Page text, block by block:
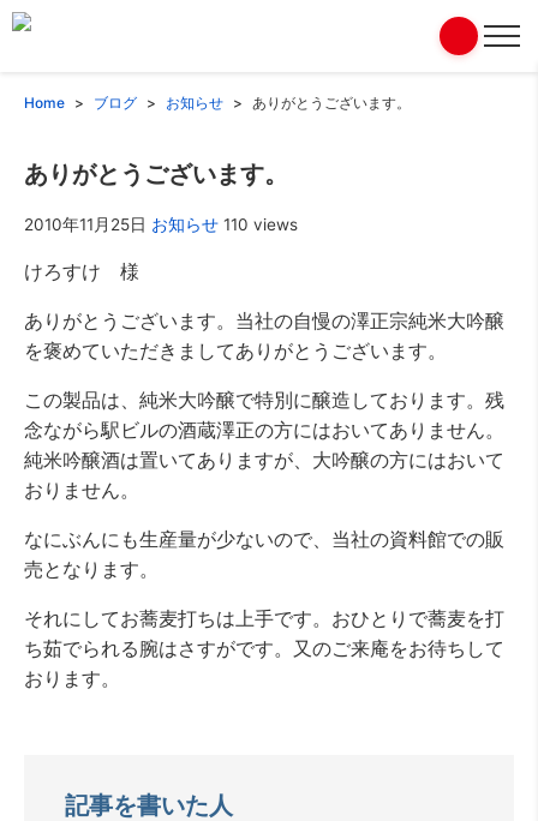
Home ブログ お知らせ ありがとうございます。
ありがとうございます。
2010年11月25日 お知らせ 110 views
けろすけ 様
ありがとうございます。当社の自慢の澤正宗純米大吟醸
を褒めていただきましてありがとうございます。
この製品は、純米大吟醸で特別に醸造しております。残
念ながら駅ビルの酒蔵澤正の方にはおいてありません。
純米吟醸酒は置いてありますが、大吟醸の方にはおいて
おりません。
なにぶんにも生産量が少ないので、当社の資料館での販
売となります。
それにしてお蕎麦打ちは上手です。おひとりで蕎麦を打
ち茹でられる腕はさすがです。又のご来庵をお待ちして
おります。
記事を書いた人